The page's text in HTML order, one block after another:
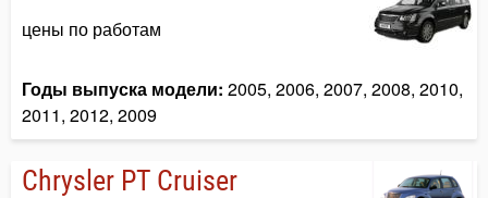
цены по работам
Годы выпуска модели: 2005, 2006, 2007, 2008, 2010,
2011, 2012, 2009
Chrysler PT Cruiser